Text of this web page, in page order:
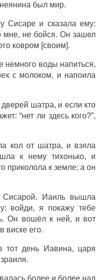
был мир.
Сисаре и сказала ему:
мне, не бойся. Он зашел
ковром [своим].
немного воды напиться,
с молоком, и напоила
шатра, и если кто
“нет ли здесь кого?”,
кол от шатра, и взяла
к нему тихонько, и
приколола к земле; а он
Иаиль вышла
войди, я покажу тебе
Он вошёл к ней, и вот
виске его.
тот день Иавина, царя
более и более над